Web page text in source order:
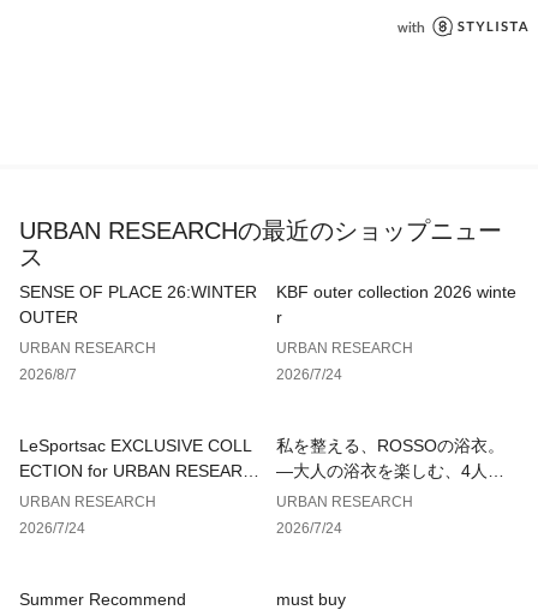
URBAN RESEARCHの最近のショップニュー
ス
SENSE OF PLACE 26:WINTER
OUTER
URBAN RESEARCH
2026/8/7
KBF outer collection 2026 winte
r
URBAN RESEARCH
2026/7/24
LeSportsac EXCLUSIVE COLL
ECTION for URBAN RESEARC
H
URBAN RESEARCH
2026/7/24
私を整える、ROSSOの浴衣。
—大人の浴衣を楽しむ、4人のT
IPS—
URBAN RESEARCH
2026/7/24
Summer Recommend must buy